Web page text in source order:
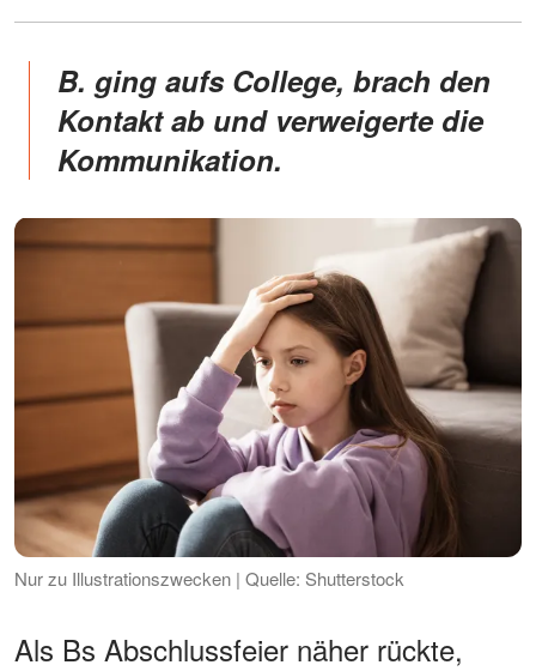
B. ging aufs College, brach den
Kontakt ab und verweigerte die
Kommunikation.
Nur zu Illustrationszwecken | Quelle: Shutterstock
Als Bs Abschlussfeier näher rückte,